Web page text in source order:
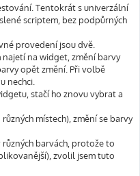
Tentokrát s univerzální
scriptem, bez podpůrných
provedení jsou dvě.
na widget, změní barvy
opět změní. Při volbě
nechci.
stačí ho znovu vybrat a
místech), změní se barvy
barvách, protože to
zvolil jsem tuto